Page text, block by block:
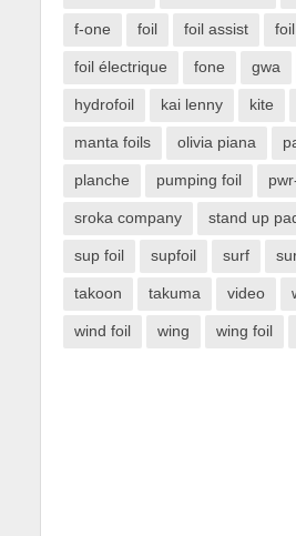
f-one foil foil assist
foil électrique fone gwa
hydrofoil kai lenny kite
manta foils olivia piana
planche pumping foil
sroka company stand up
sup foil supfoil surf
takoon takuma video
wind foil wing wing foil